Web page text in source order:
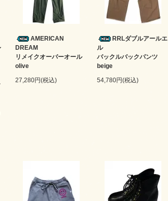
AMERICAN
DREAM
リメイクオーバーオール
olive
27,280円(税込)
RRLダブルアールエ
ル
バックルバックパンツ
beige
54,780円(税込)